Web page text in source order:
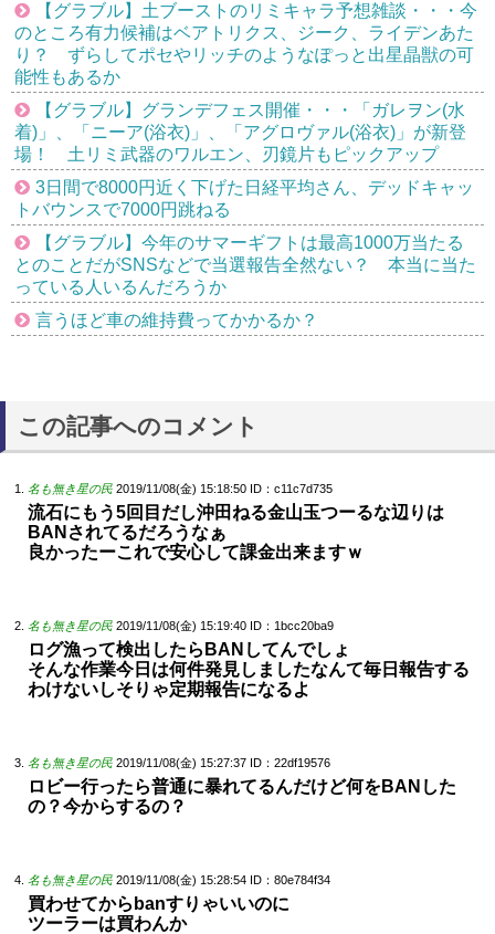
【グラブル】土ブーストのリミキャラ予想雑談・・・今
のところ有力候補はベアトリクス、ジーク、ライデンあた
り？ ずらしてポセやリッチのようなぽっと出星晶獣の可
能性もあるか
【グラブル】グランデフェス開催・・・「ガレヲン(水
着)」、「ニーア(浴衣)」、「アグロヴァル(浴衣)」が新登
場！ 土リミ武器のワルエン、刃鏡片もピックアップ
3日間で8000円近く下げた日経平均さん、デッドキャッ
トバウンスで7000円跳ねる
【グラブル】今年のサマーギフトは最高1000万当たる
とのことだがSNSなどで当選報告全然ない？ 本当に当た
っている人いるんだろうか
言うほど車の維持費ってかかるか？
この記事へのコメント
名も無き星の民 2019/11/08(金) 15:18:50 ID：c11c7d735
流石にもう5回目だし沖田ねる金山玉つーるな辺りは
BANされてるだろうなぁ
良かったーこれで安心して課金出来ますｗ
名も無き星の民 2019/11/08(金) 15:19:40 ID：1bcc20ba9
ログ漁って検出したらBANしてんでしょ
そんな作業今日は何件発見しましたなんて毎日報告する
わけないしそりゃ定期報告になるよ
名も無き星の民 2019/11/08(金) 15:27:37 ID：22df19576
ロビー行ったら普通に暴れてるんだけど何をBANした
の？今からするの？
名も無き星の民 2019/11/08(金) 15:28:54 ID：80e784f34
買わせてからbanすりゃいいのに
ツーラーは買わんか